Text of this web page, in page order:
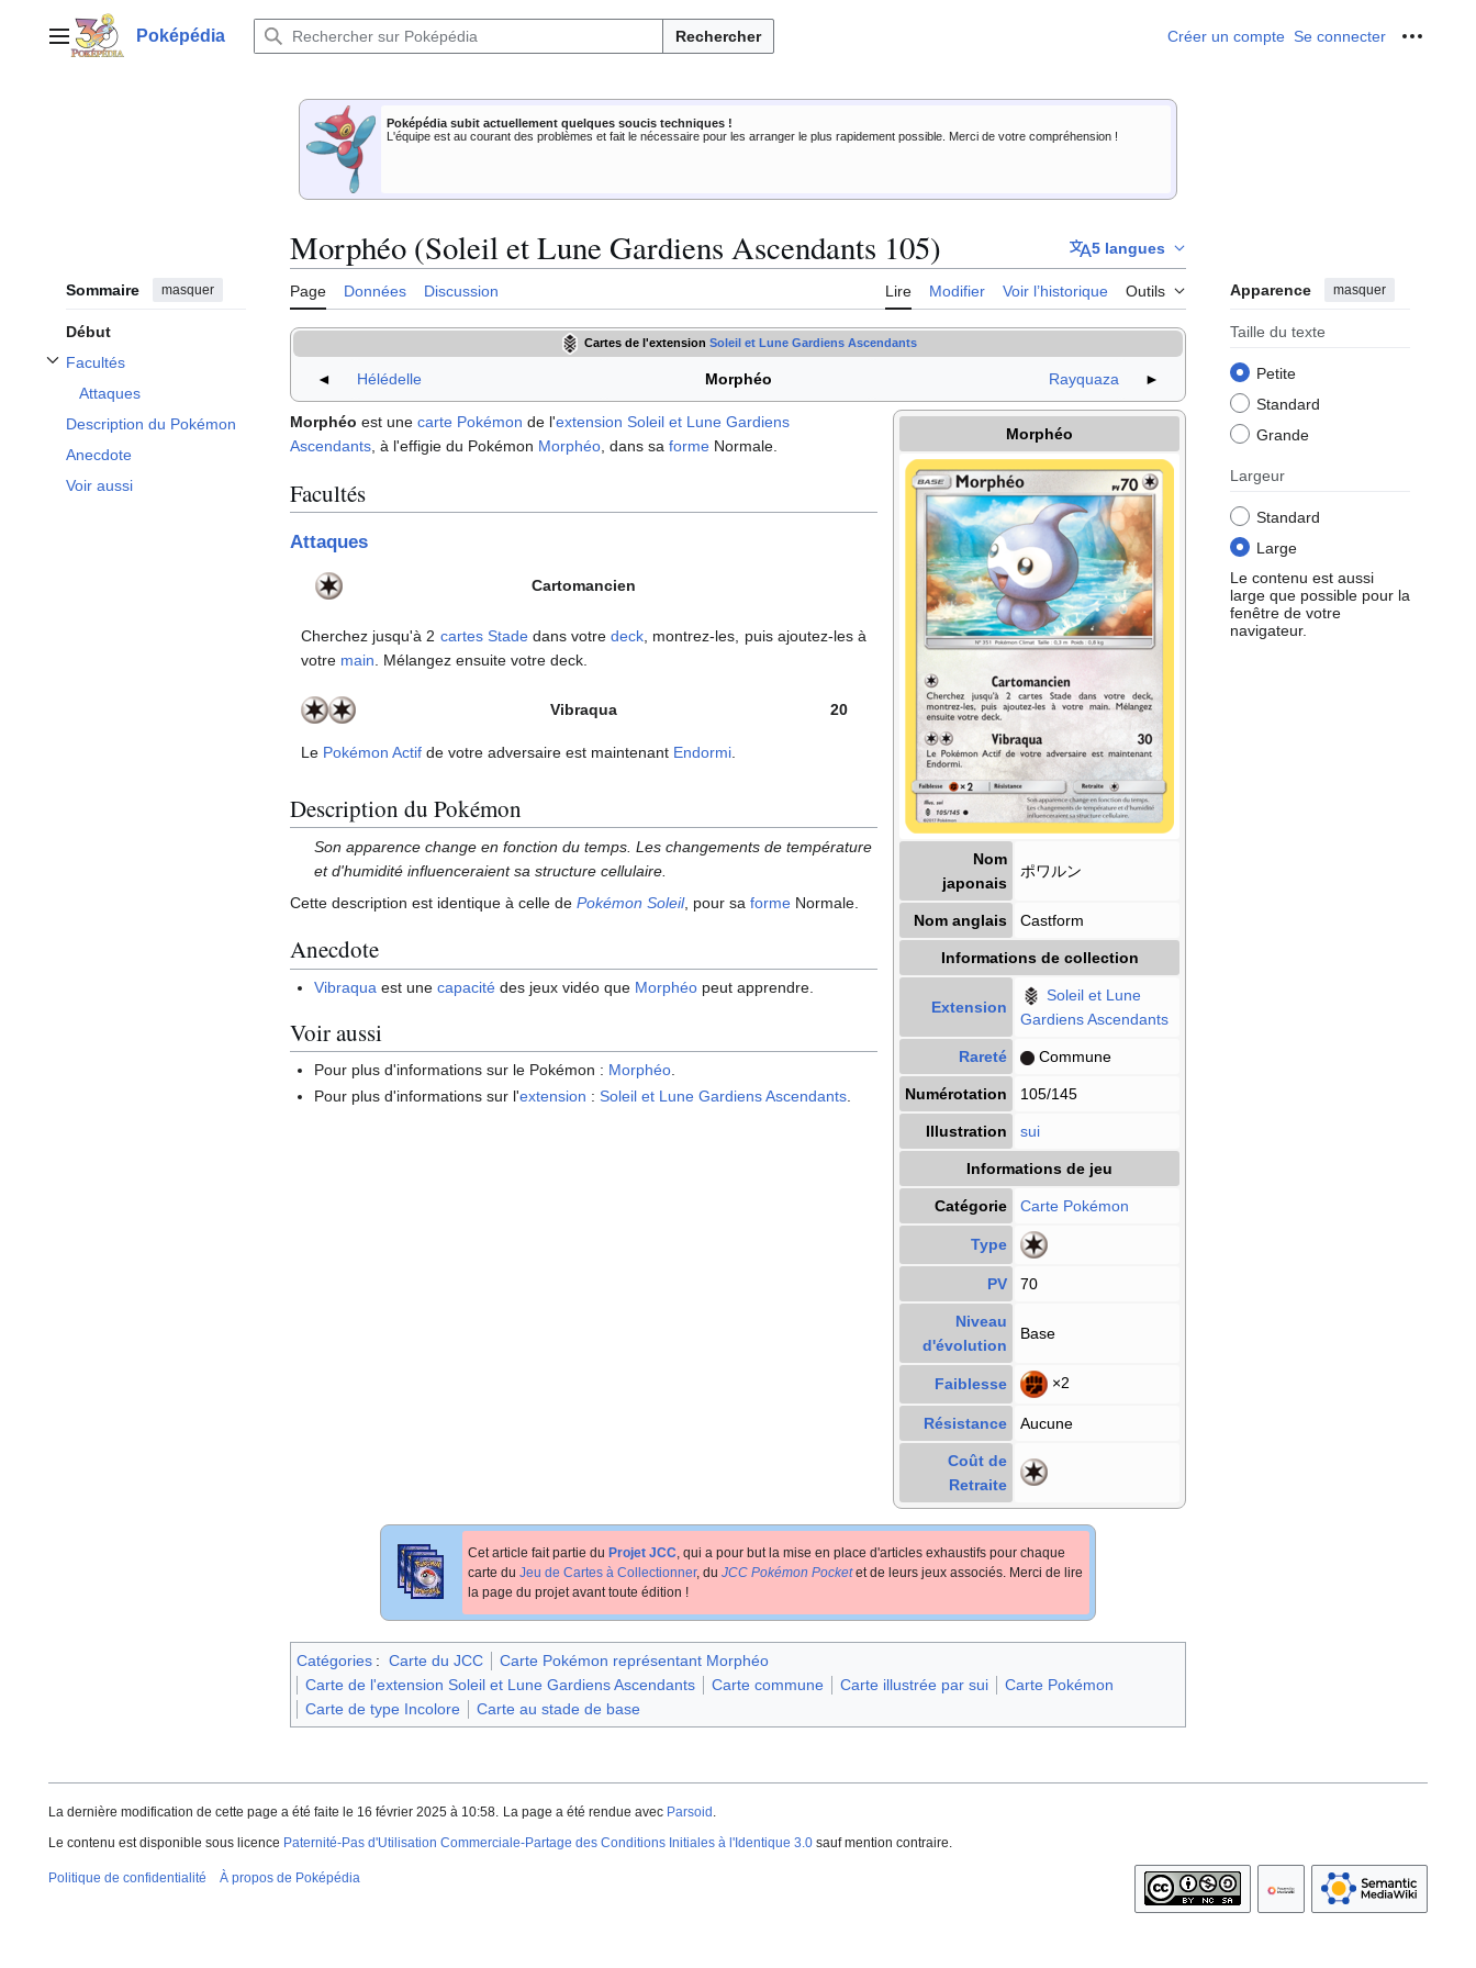
contenuMenu principalPoképédia Rechercher Créer un compte Se connecter Outils
Poképédia subit actuellement quelques soucis techniques !
L'équipe est au courant des problèmes et fait le nécessaire pour les arranger le plus rapidement possible. Merci de votre compréhension !
Sommaire masquer
Début
Facultés
Afficher / masquer la sous-section Facultés
Attaques
Description du Pokémon
Anecdote
Voir aussi
Morphéo (Soleil et Lune Gardiens Ascendants 105) 5 langues
Page Données Discussion Lire Modifier Voir l’historique Outils Apparence masquer
Taille du texte
Petite
Standard
Grande
Largeur
Standard
Large
Le contenu est aussi
large que possible pour la
fenêtre de votre
navigateur.
Cartes de l'extension Soleil et Lune Gardiens Ascendants
◄ Hélédelle Morphéo Rayquaza ►
Morphéo
Nom
japonais
ポワルン
Nom anglais Castform
Informations de collection
Extension
Soleil et Lune
Gardiens Ascendants
Rareté Commune
Numérotation 105/145
Illustration sui
Informations de jeu
Catégorie Carte Pokémon
Type
PV 70
Niveau
d'évolution
Base
Faiblesse ×2
Résistance Aucune
Coût de
Retraite
Morphéo est une carte Pokémon de l'extension Soleil et Lune Gardiens
Ascendants , à l'effigie du Pokémon Morphéo , dans sa forme Normale.
Facultés
Attaques
Cartomancien
Cherchez jusqu'à 2 cartes Stadedans votredeck , montrez-les, puis ajoutez-les à
votre main . Mélangez ensuite votre deck.
Vibraqua 20
Le Pokémon Actif de votre adversaire est maintenant Endormi
Description du Pokémon
Son apparence change en fonction du temps. Les changements de température
et d'humidité influenceraient sa structure cellulaire.
Cette description est identique à celle de Pokémon Soleil, pour sa forme Normale.
Anecdote
Vibraqua est unecapacité des jeux vidéo que Morphéo peut apprendre.
Voir aussi
Pour plus d'informations sur le Pokémon : Morphéo.
Pour plus d'informations sur l'extension :Soleil et Lune Gardiens Ascendants
Cet article fait partie du Projet JCC, qui a pour but la mise en place d'articles exhaustifs pour chaque
carte du Jeu de Cartes à Collectionner, du JCC Pokémon Pocketet de leurs jeux associés. Merci de lire
la page du projet avant toute édition !
Catégories : Carte du JCC
Carte Pokémon représentant Morphéo
Carte de l'extension Soleil et Lune Gardiens Ascendants
Carte commune Carte illustrée par sui
Carte Pokémon
Carte de type Incolore
Carte au stade de base
La dernière modification de cette page a été faite le 16 février 2025 à 10:58. La page a été rendue avec Parsoid .
Le contenu est disponible sous licence Paternité-Pas d'Utilisation Commerciale-Partage des Conditions Initiales à l'Identique 3.0 sauf mention contraire.
Politique de confidentialité À propos de Poképédia